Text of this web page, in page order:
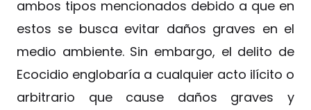
ambos tipos mencionados debido a que en
estos se busca evitar daños graves en el
medio ambiente. Sin embargo, el delito de
Ecocidio englobaría a cualquier acto ilícito o
arbitrario que cause daños graves y